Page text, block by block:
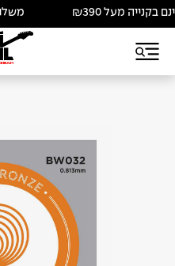
מעל ₪390 משלוח